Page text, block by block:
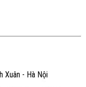
Xuân - Hà Nội